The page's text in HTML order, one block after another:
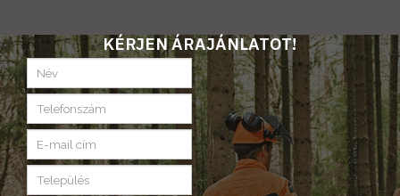
KÉRJEN ÁRAJÁNLATOT!